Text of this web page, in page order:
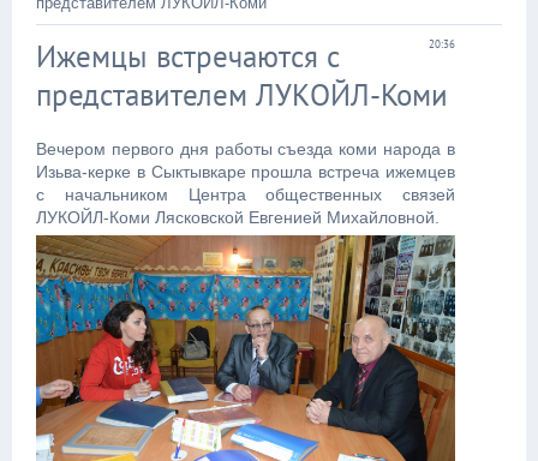
20:36
Ижемцы встречаются с
представителем ЛУКОЙЛ-Коми
Вечером первого дня работы съезда коми народа в
Изьва-керке в Сыктывкаре прошла встреча ижемцев
с начальником Центра общественных связей
ЛУКОЙЛ-Коми Лясковской Евгенией Михайловной.